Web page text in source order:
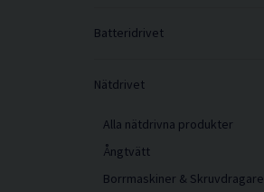
Batteridrivet
Nätdrivet
Alla nätdrivna produkter
Ångtvätt
Borrmaskiner & Skruvdragare